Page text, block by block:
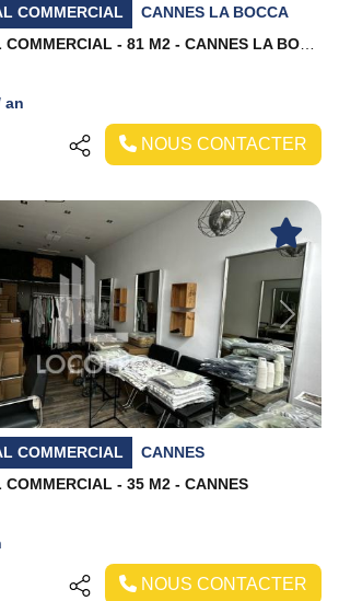
COMMERCIAL
CANNES LA BOCCA
an
NOUS CONTACTER
Next
COMMERCIAL
CANNES
- 35 M2 - CANNES
NOUS CONTACTER